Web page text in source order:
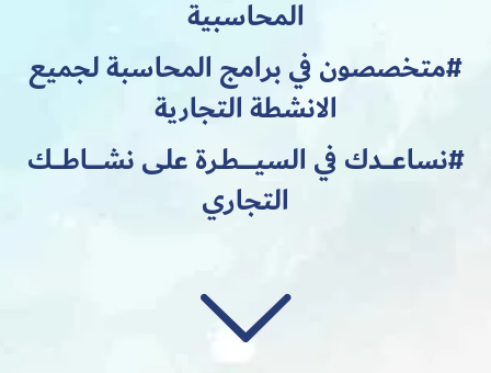
المحاسبية
#متخصصون في برامج المحاسبة لجميع
الانشطة التجارية
#نساعــــدك في السيـــــــطـرة على نشــــــاطــــك
التجاري
